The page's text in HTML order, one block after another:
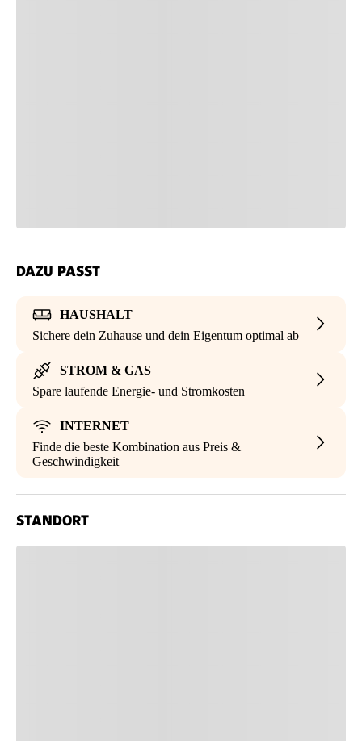
DAZU PASST
HAUSHALT
Sichere dein Zuhause und dein Eigentum optimal ab
STROM & GAS
Spare laufende Energie- und Stromkosten
INTERNET
Finde die beste Kombination aus Preis &
Geschwindigkeit
STANDORT